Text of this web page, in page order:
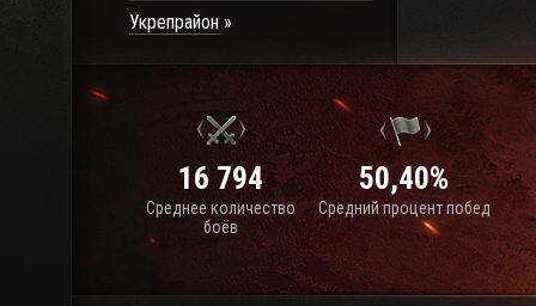
Укрепрайон
16 794
Среднее количество
боёв
50,40%
Средний процент побед